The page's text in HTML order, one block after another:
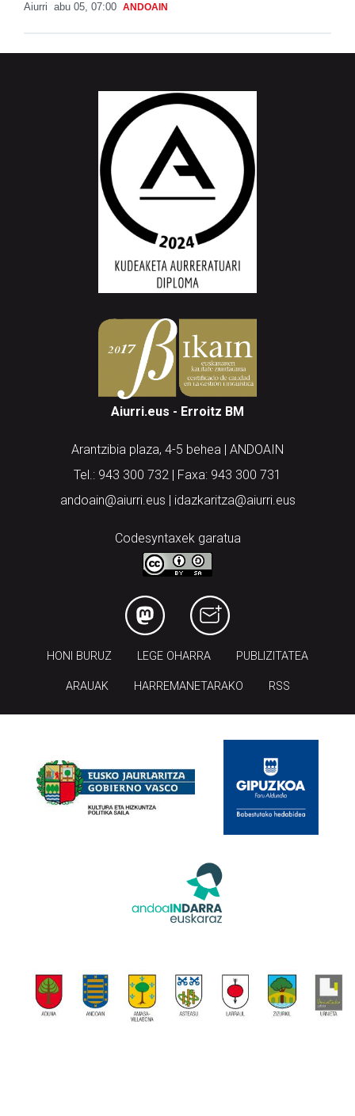
Aiurri abu 05, 07:00 ANDOAIN
Aiurri.eus - Erroitz BM
Arantzibia plaza, 4-5 behea | ANDOAIN
Tel.: 943 300 732 | Faxa: 943 300 731
andoain@aiurri.eus | idazkaritza@aiurri.eus
Codesyntaxek garatua
HONI BURUZ LEGE OHARRA PUBLIZITATEA
ARAUAK HARREMANETARAKO RSS